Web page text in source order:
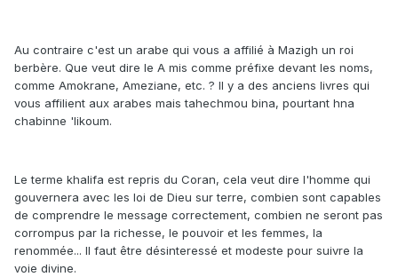
Au contraire c'est un arabe qui vous a affilié à Mazigh un roi
berbère. Que veut dire le A mis comme préfixe devant les noms,
comme Amokrane, Ameziane, etc. ? Il y a des anciens livres qui
vous affilient aux arabes mais tahechmou bina, pourtant hna
chabinne 'likoum.
Le terme khalifa est repris du Coran, cela veut dire l'homme qui
gouvernera avec les loi de Dieu sur terre, combien sont capables
de comprendre le message correctement, combien ne seront pas
corrompus par la richesse, le pouvoir et les femmes, la
renommée... Il faut être désinteressé et modeste pour suivre la
voie divine.